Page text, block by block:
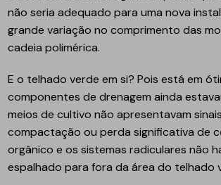
não seria adequado para uma nova
grande variação no comprimento das
cadeia polimérica.
E o telhado verde em si? Pois está em
componentes de drenagem ainda
meios de cultivo não apresentavam
compactação ou perda significativa de
orgânico e os sistemas radiculares não
espalhado para fora da área do telhado